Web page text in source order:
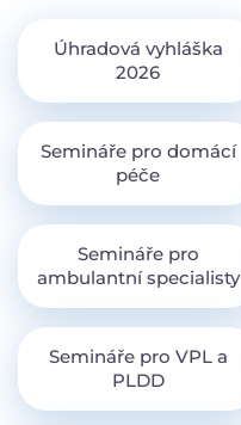
Úhradová vyhláška
2026
Semináře pro domácí
péče
Semináře pro
ambulantní specialisty
Semináře pro VPL a
PLDD